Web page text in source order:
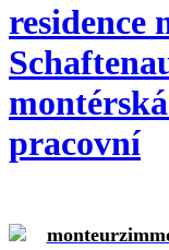
residence
pracovní